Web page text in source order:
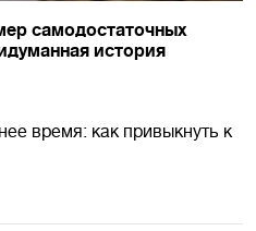
самодостаточных
история
время: как привыкнуть к